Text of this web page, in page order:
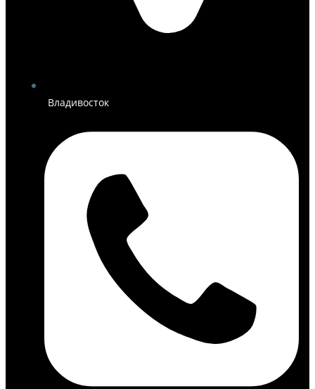
Владивосток